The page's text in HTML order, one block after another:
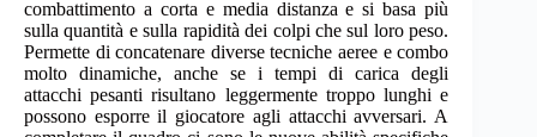
combattimento a corta e media distanza e si basa più
sulla quantità e sulla rapidità dei colpi che sul loro peso.
Permette di concatenare diverse tecniche aeree e combo
molto dinamiche, anche se i tempi di carica degli
attacchi pesanti risultano leggermente troppo lunghi e
possono esporre il giocatore agli attacchi avversari. A